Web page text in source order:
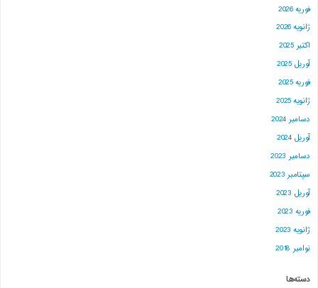
فوریه 2026
ژانویه 2026
اکتبر 2025
آوریل 2025
فوریه 2025
ژانویه 2025
دسامبر 2024
آوریل 2024
دسامبر 2023
سپتامبر 2023
آوریل 2023
فوریه 2023
ژانویه 2023
نوامبر 2018
دسته‌ها